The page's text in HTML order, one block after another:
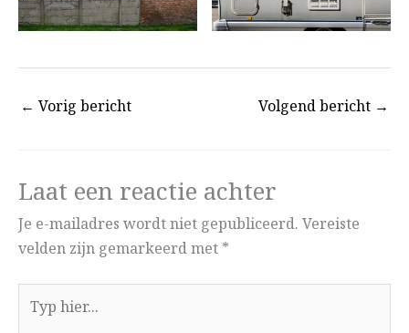
← Vorig bericht Volgend bericht →
Laat een reactie achter
Je e-mailadres wordt niet gepubliceerd. Vereiste
velden zijn gemarkeerd met *
Typ
hier...